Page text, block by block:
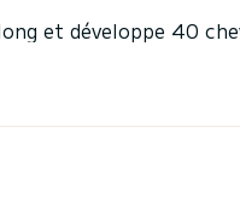
et développe 40
Moteur